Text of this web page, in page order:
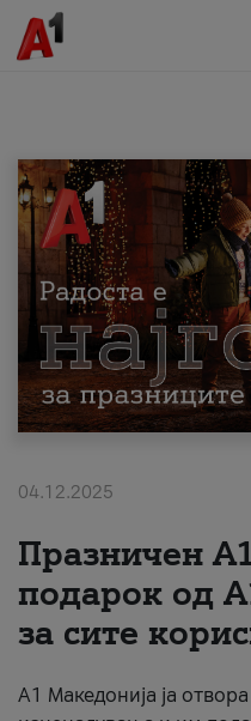
МК EN SQ
Приватни
Поддршка
Надополни кредит
За нас
#ПодобарОнлајн
04.12.2025
Празничен
подарок од
за сите
А1 Македонија ја